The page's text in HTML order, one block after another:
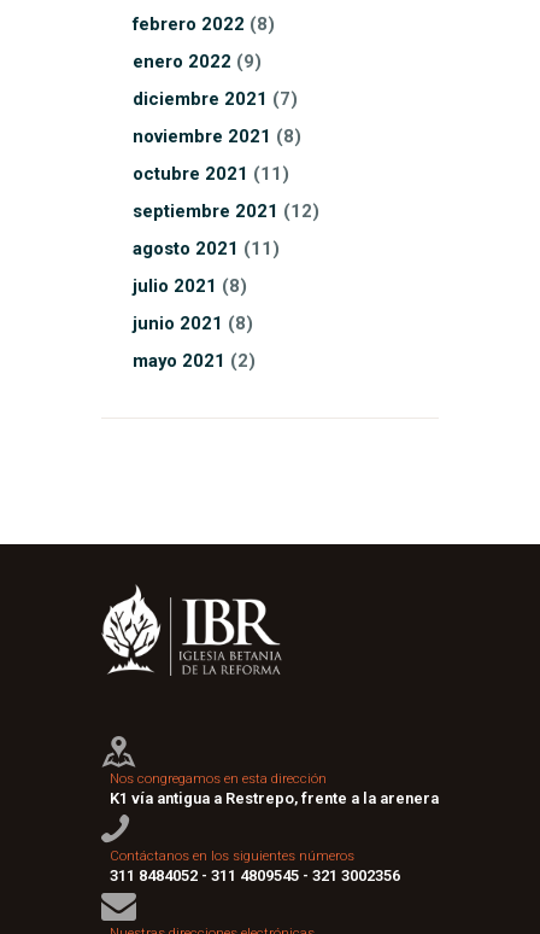
febrero 2022 (8)
enero 2022 (9)
diciembre 2021 (7)
noviembre 2021 (8)
octubre 2021 (11)
septiembre 2021 (12)
agosto 2021 (11)
julio 2021 (8)
junio 2021 (8)
mayo 2021 (2)
Nos congregamos en esta dirección
K1 vía antigua a Restrepo, frente a la arenera
Contáctanos en los siguientes números
311 8484052 - 311 4809545 - 321 3002356